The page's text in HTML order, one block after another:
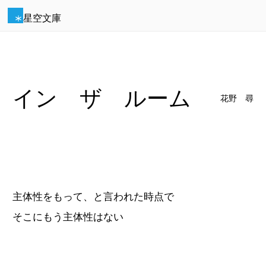
星空文庫
イン ザ ルーム 花野 尋
主体性をもって、と言われた時点で
そこにもう主体性はない